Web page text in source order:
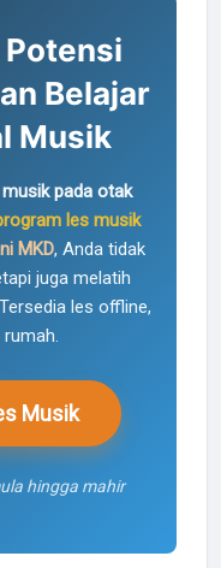
Belajar
Musik
musik pada otak
les musik
MKD, Anda tidak
juga melatih
les offline,
Musik
hingga mahir